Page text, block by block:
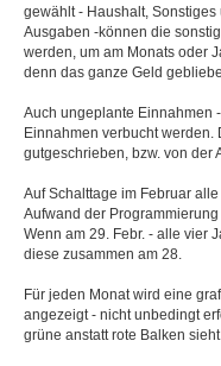
gewählt - Haushalt,
Ausgaben -können die
werden, um am Monats oder
denn das ganze Geld
Auch ungeplante Einnahmen
Einnahmen verbucht
gutgeschrieben, bzw. von der
Auf Schalttage im Februar
Aufwand der
Wenn am 29. Febr. - alle vier
diese zusammen am 28.
Für jeden Monat wird eine
angezeigt - nicht unbedingt
grüne anstatt rote Balken